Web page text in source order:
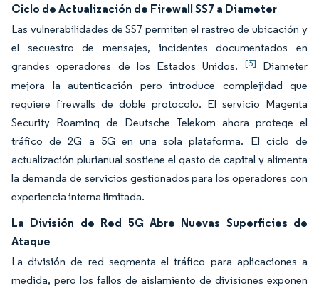
Ciclo de Actualización de Firewall SS7 a Diameter
Las vulnerabilidades de SS7 permiten el rastreo de ubicación y
el secuestro de mensajes, incidentes documentados en
grandes operadores de los Estados Unidos. [3]
Diameter
mejora la autenticación pero introduce complejidad que
requiere firewalls de doble protocolo. El servicio Magenta
Security Roaming de Deutsche Telekom ahora protege el
tráfico de 2G a 5G en una sola plataforma. El ciclo de
actualización plurianual sostiene el gasto de capital y alimenta
la demanda de servicios gestionados para los operadores con
experiencia interna limitada.
La División de Red 5G Abre Nuevas Superficies de
Ataque
La división de red segmenta el tráfico para aplicaciones a
medida, pero los fallos de aislamiento de divisiones exponen